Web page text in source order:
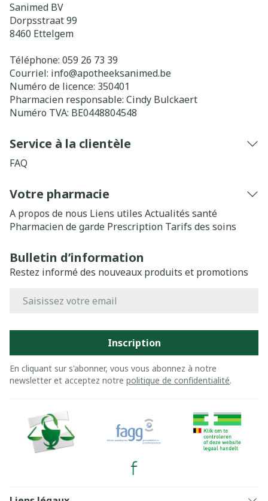
Sanimed BV
Dorpsstraat 99
8460 Ettelgem
Téléphone: 059 26 73 39
Courriel: info@apotheeksanimed.be
Numéro de licence: 350401
Pharmacien responsable: Cindy Bulckaert
Numéro TVA: BE0448804548
Service à la clientèle
FAQ
Votre pharmacie
A propos de nous Liens utiles Actualités santé
Pharmacien de garde Prescription Tarifs des soins
Bulletin d’information
Restez informé des nouveaux produits et promotions
Inscription
En cliquant sur s'abonner, vous vous abonnez à notre
newsletter et acceptez notre politique de confidentialité.